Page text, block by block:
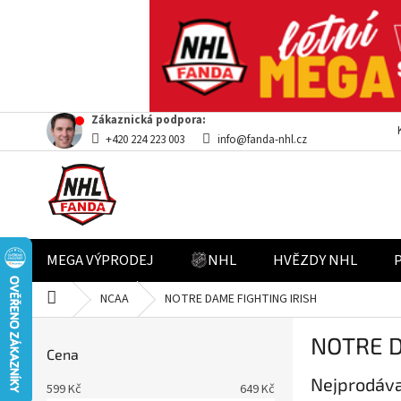
Přejít
obsah
Zákaznická podpora:
+420 224 223 003
info@fanda-nhl.cz
MEGA VÝPRODEJ NHL HVĚZDY NHL
Domů NCAA NOTRE DAME FIGHTING IRISH
Cena
599Kč 649Kč
NOTRE